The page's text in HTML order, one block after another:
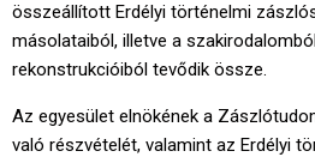
összeállított Erdélyi történelmi
másolataiból, illetve a
rekonstrukcióiból tevődik össze.
Az egyesület elnökének a
való részvételét, valamint az Erdélyi